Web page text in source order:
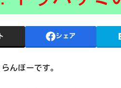
シェア
んぼーです。